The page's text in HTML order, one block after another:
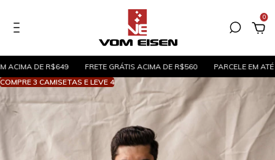
0
DE R$649 FRETE GRÁTIS ACIMA DE R$560
PARCELE EM ATÉ 5X
COMPRE 3 CAMISETAS E LEVE 4